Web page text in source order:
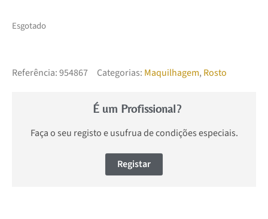
Esgotado
Referência:954867 Categorias: Maquilhagem, Rosto
É um Profissional?
Faça o seu registo e usufrua de condições especiais.
Registar